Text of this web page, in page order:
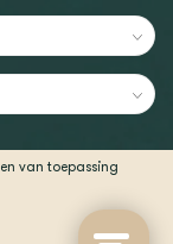
van toepassing